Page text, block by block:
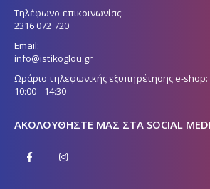
Τηλέφωνο επικοινωνίας:
2316 072 720
Email:
info@istikoglou.gr
Ωράριο τηλεφωνικής εξυπηρέτησης e-shop:
10:00 - 14:30
ΑΚΟΛΟΥΘΉΣΤΕ ΜΑΣ ΣΤΑ SOCIAL